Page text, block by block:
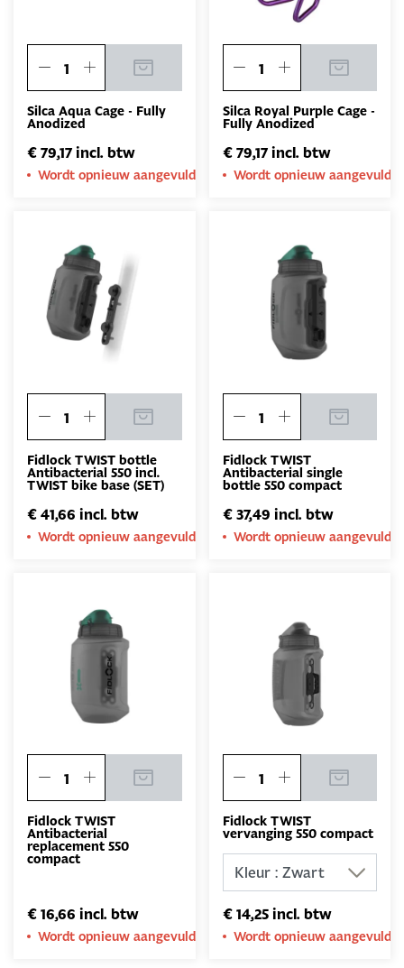
Silca Aqua Cage - Fully
Anodized
€ 79,17 incl. btw
Wordt opnieuw aangevuld
Silca Royal Purple Cage -
Fully Anodized
€ 79,17 incl. btw
Wordt opnieuw aangevuld
Fidlock TWIST bottle
Antibacterial 550 incl.
TWIST bike base (SET)
€ 41,66 incl. btw
Wordt opnieuw aangevuld
Fidlock TWIST
Antibacterial single
bottle 550 compact
€ 37,49 incl. btw
Wordt opnieuw aangevuld
Fidlock TWIST
Antibacterial
replacement 550
compact
€ 16,66 incl. btw
Wordt opnieuw aangevuld
Fidlock TWIST
vervanging 550 compact
€ 14,25 incl. btw
Wordt opnieuw aangevuld